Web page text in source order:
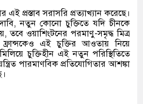
প্রস্তাব সরাসরি প্রত্যাখ্যান করেছে।
নতুন কোনো চুক্তিতে যদি চীনকে
তবে ওয়াশিংটনের পরমাণু-সমৃদ্ধ মিত্র
ফ্রান্সকেও এই চুক্তির আওতায় নিয়ে
চুক্তিহীন এই নতুন পরিস্থিতিতে
পারমাণবিক প্রতিযোগিতার আশঙ্কা